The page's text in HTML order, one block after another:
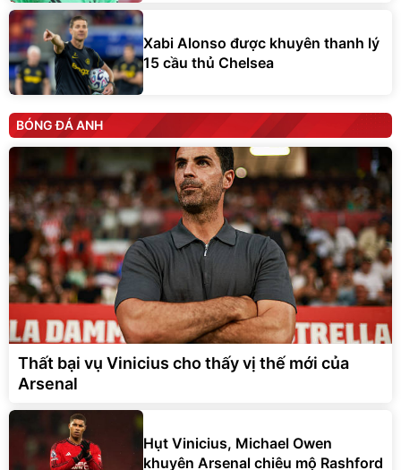
Xabi Alonso được khuyên thanh lý
15 cầu thủ Chelsea
BÓNG ĐÁ ANH
Thất bại vụ Vinicius cho thấy vị thế mới của
Arsenal
Hụt Vinicius, Michael Owen
khuyên Arsenal chiêu mộ Rashford